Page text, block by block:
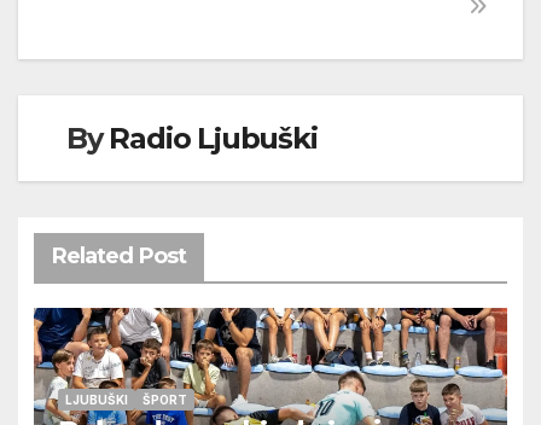
ByRadio Ljubuški
Related Post
LJUBUŠKI ŠPORT